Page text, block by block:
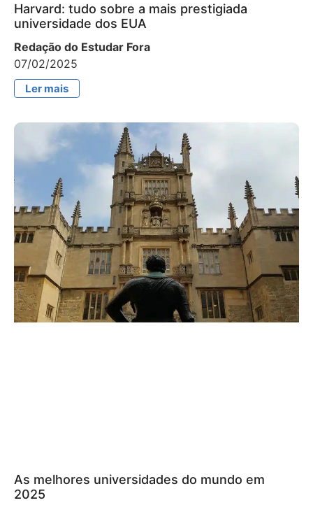
Harvard: tudo sobre a mais prestigiada
universidade dos EUA
Redação do Estudar Fora
07/02/2025
Ler mais
As melhores universidades do mundo em
2025